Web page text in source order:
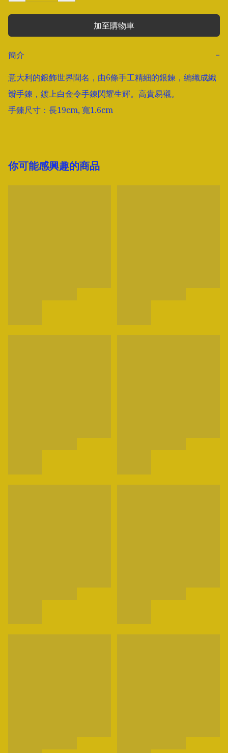
加至購物車
簡介
−
意大利的銀飾世界聞名，由6條手工精細的銀鍊，編織成織
辮手鍊，鍍上白金令手鍊閃耀生輝。高貴易襯。
手鍊尺寸：長19cm, 寬1.6cm
你可能感興趣的商品